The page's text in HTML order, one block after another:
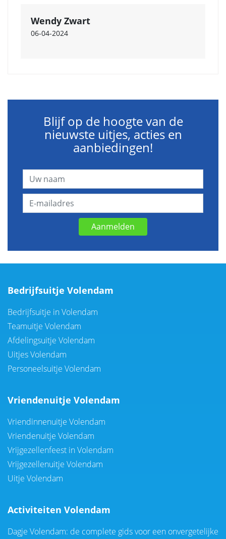
Wendy Zwart
06-04-2024
Blijf op de hoogte van de
nieuwste uitjes, acties en
aanbiedingen!
Aanmelden
Bedrijfsuitje Volendam
Bedrijfsuitje in Volendam
Teamuitje Volendam
Afdelingsuitje Volendam
Uitjes Volendam
Personeelsuitje Volendam
Vriendenuitje Volendam
Vriendinnenuitje Volendam
Vriendenuitje Volendam
Vrijgezellenfeest in Volendam
Vrijgezellenuitje Volendam
Uitje Volendam
Activiteiten Volendam
Dagje Volendam: de complete gids voor een onvergetelijke